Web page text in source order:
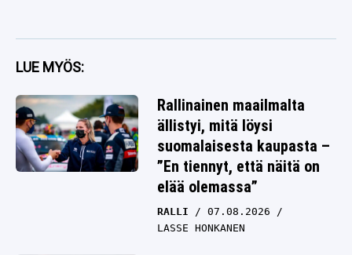
LUE MYÖS:
Rallinainen maailmalta
ällistyi, mitä löysi
suomalaisesta kaupasta –
”En tiennyt, että näitä on
elää olemassa”
RALLI
07.08.2026
LASSE HONKANEN